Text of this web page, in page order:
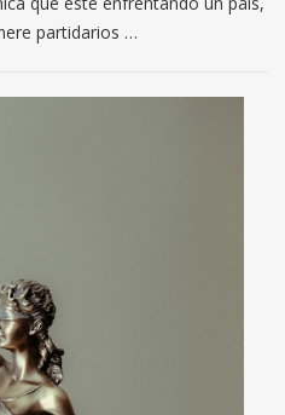
partidarios …